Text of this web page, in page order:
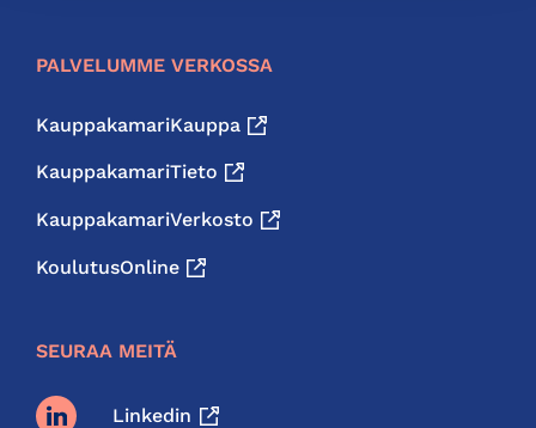
PALVELUMME VERKOSSA
KauppakamariKauppa
KauppakamariTieto
KauppakamariVerkosto
KoulutusOnline
SEURAA MEITÄ
Linkedin